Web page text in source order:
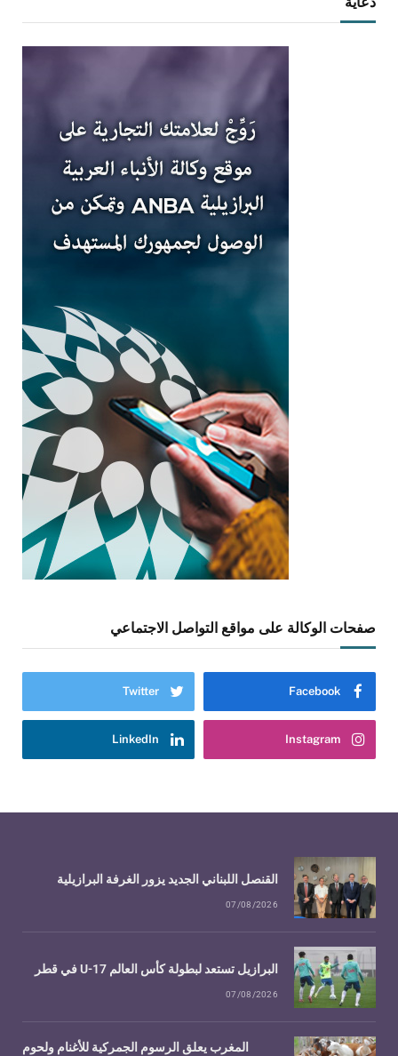
صفحات الوكالة على مواقع التواصل الاجتماعي
Facebook
Twitter
Instagram
LinkedIn
القنصل اللبناني الجديد يزور الغرفة البرازيلية
07/08/2026
البرازيل تستعد لبطولة كأس العالم U-17 في قطر
07/08/2026
المغرب يعلق الرسوم الجمركية للأغنام ولحوم